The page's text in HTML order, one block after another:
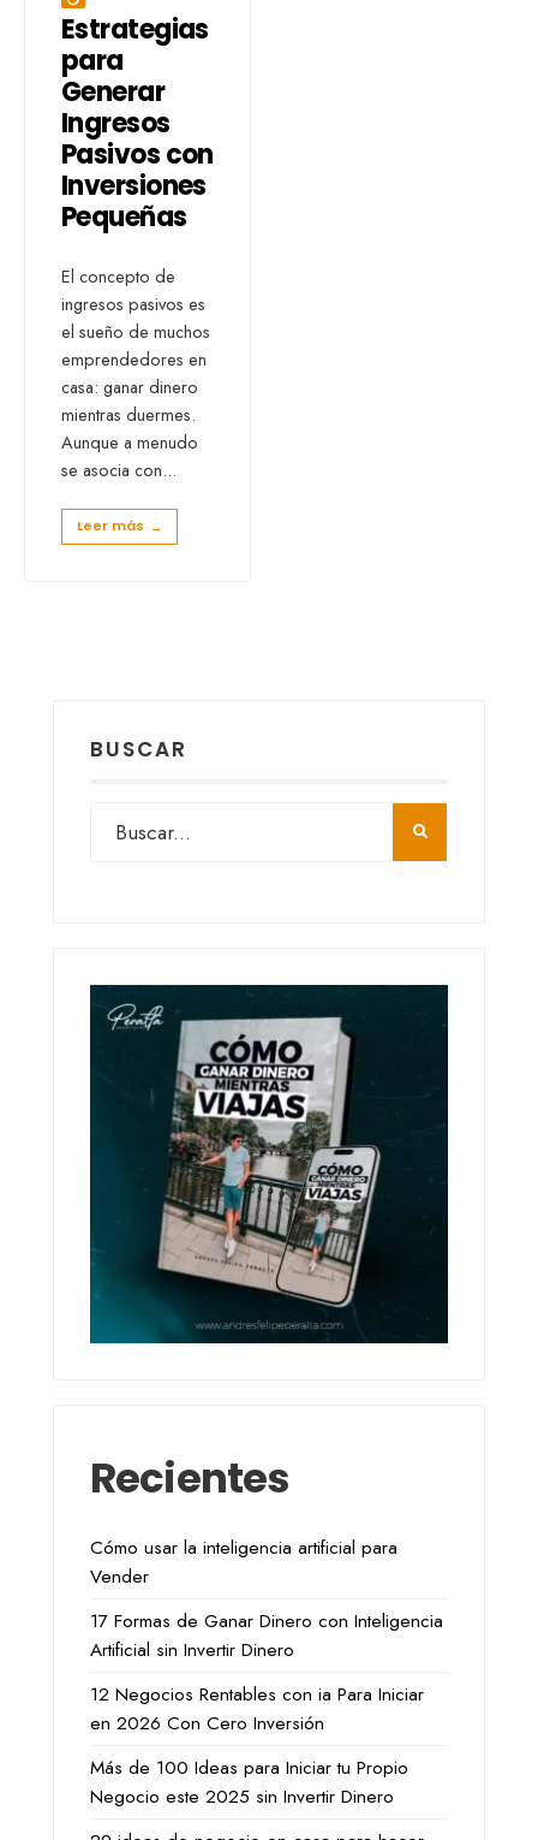
Estrategias
para
Generar
Ingresos
Pasivos con
Inversiones
Pequeñas
El concepto de
ingresos pasivos es
el sueño de muchos
emprendedores en
casa: ganar dinero
mientras duermes.
Aunque a menudo
se asocia con...
Leer más →
BUSCAR
Recientes
Cómo usar la inteligencia artificial para
Vender
17 Formas de Ganar Dinero con Inteligencia
Artificial sin Invertir Dinero
12 Negocios Rentables con ia Para Iniciar
en 2026 Con Cero Inversión
Más de 100 Ideas para Iniciar tu Propio
Negocio este 2025 sin Invertir Dinero